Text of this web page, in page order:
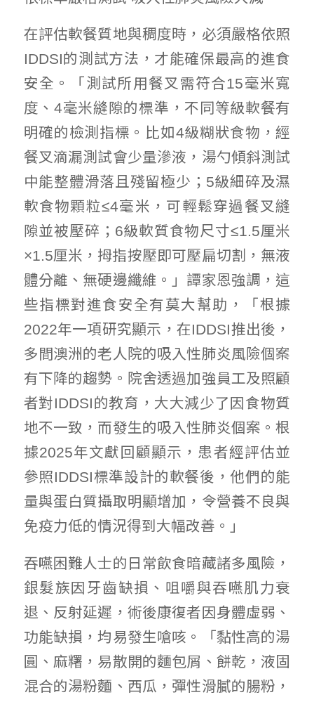
在評估軟餐質地與稠度時，必須嚴格依照
IDDSI的測試方法，才能確保最高的進食
安全。「測試所用餐叉需符合15毫米寬
度、4毫米縫隙的標準，不同等級軟餐有
明確的檢測指標。比如4級糊狀食物，經
餐叉滴漏測試會少量滲液，湯勺傾斜測試
中能整體滑落且殘留極少；5級細碎及濕
軟食物顆粒≤4毫米，可輕鬆穿過餐叉縫
隙並被壓碎；6級軟質食物尺寸≤1.5厘米
×1.5厘米，拇指按壓即可壓扁切割，無液
體分離、無硬邊纖維。」譚家恩強調，這
些指標對進食安全有莫大幫助，「根據
2022年一項研究顯示，在IDDSI推出後，
多間澳洲的老人院的吸入性肺炎風險個案
有下降的趨勢。院舍透過加強員工及照顧
者對IDDSI的教育，大大減少了因食物質
地不一致，而發生的吸入性肺炎個案。根
據2025年文獻回顧顯示，患者經評估並
參照IDDSI標準設計的軟餐後，他們的能
量與蛋白質攝取明顯增加，令營養不良與
免疫力低的情況得到大幅改善。」
吞嚥困難人士的日常飲食暗藏諸多風險，
銀髮族因牙齒缺損、咀嚼與吞嚥肌力衰
退、反射延遲，術後康復者因身體虛弱、
功能缺損，均易發生嗆咳。「黏性高的湯
圓、麻糬，易散開的麵包屑、餅乾，液固
混合的湯粉麵、西瓜，彈性滑膩的腸粉，